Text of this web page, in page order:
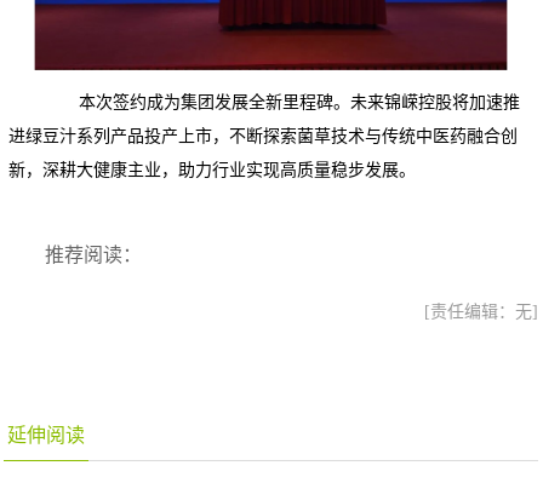
本次签约成为集团发展全新里程碑。未来锦嵘控股将加速推
进绿豆汁系列产品投产上市，不断探索菌草技术与传统中医药融合创
新，深耕大健康主业，助力行业实现高质量稳步发展。
推荐阅读：
[责任编辑：无]
延伸阅读